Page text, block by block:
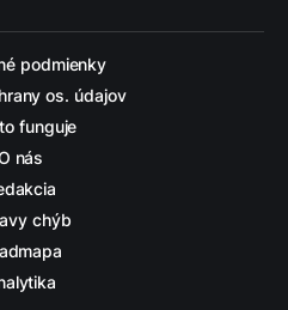
podmienky
os. údajov
funguje
nás
chýb